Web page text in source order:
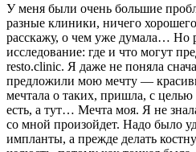
У меня были очень большие
разные клиники, ничего
расскажу, о чем уже думала… Но
исследование: где и что могут
resto.clinic. Я даже не поняла
предложили мою мечту —
мечтала о таких, пришла, с целью
есть, а тут… Мечта моя. Я не
со мной произойдет. Надо было
импланты, а прежде делать